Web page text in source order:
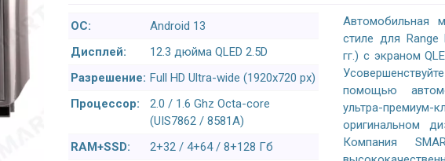
ОС:
Android 13
Дисплей:
12.3 дюйма QLED 2.5D
Разрешение: Full HD Ultra-wide (1920x720 px)
Процессор:
2.0 / 1.6 Ghz Octa-core
(UIS7862 / 8581A)
RAM+SSD:
2+32 / 4+64 / 8+128 Гб
Автомобильная
стиле для Range
гг.) с экраном
помощью
ультра-
оригинальном
Компания